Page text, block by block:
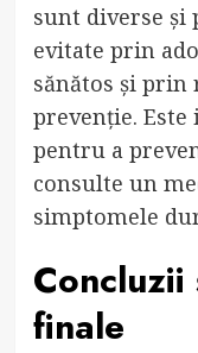
sunt diverse și
evitate prin
sănătos și prin
prevenție.
pentru a
consulte un
simptomele
finale